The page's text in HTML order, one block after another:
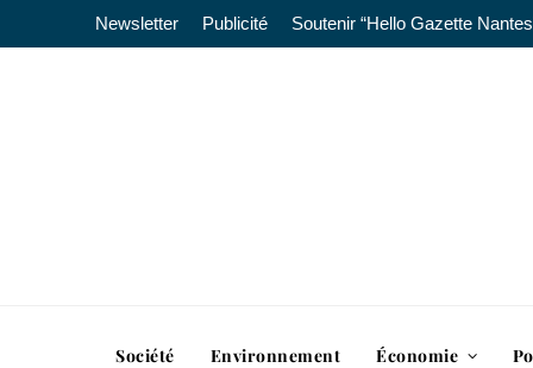
Newsletter Publicité Soutenir “Hello Gazette
Société Environnement Économie